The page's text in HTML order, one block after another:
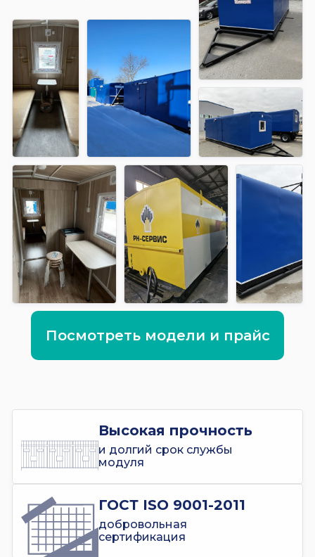
Посмотреть модели и прайс
Высокая прочность
и долгий срок службы
модуля
ГОСТ ISO 9001-2011
добровольная
сертификация